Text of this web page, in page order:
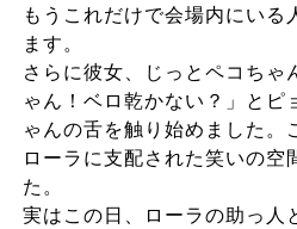
もうこれだけで会場内にいる
ます。
さらに彼女、じっとペコちゃ
ゃん！ベロ乾かない？」とピ
ゃんの舌を触り始めました。
ローラに支配された笑いの空
た。
実はこの日、ローラの助っ人